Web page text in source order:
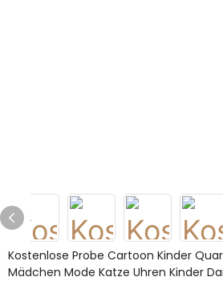
Kostenlose Probe Cartoon Kinder
Mädchen Mode Katze Uhren Kinder